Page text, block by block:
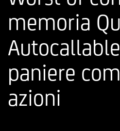
memoria
paniere
azioni